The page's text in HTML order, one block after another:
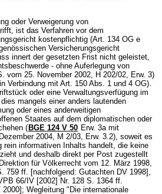
oder Verweigerung von
ist das Verfahren vor dem
kostenpflichtig (Art. 134 OG e
Versicherungsgericht
innert der gesetzten Frist nicht geleistet,
- ohne Auferlegung von
vom 25. November 2002, H 202/02, Erw. 3)
Verbindung mit Art. 150 Abs. 1 und 4 OG).
oder eine Verwaltungsverfügung im
mangels einer anders lautenden
oder eines anderweitigen
Staates auf dem diplomatischen oder
( BGE 124 V 50 Erw. 3a mit
2004, M 2/03, Erw. 3.2), soweit es
informativen Inhalts handelt, die keine
und deshalb direkt per Post zugestellt
für Völkerrecht vom 12. März 1998,
759 ff. [nachfolgend: Gutachten DV 1998],
66/IV [2002] Nr. 128 S. 1364 ff.
Wegleitung "Die internationale